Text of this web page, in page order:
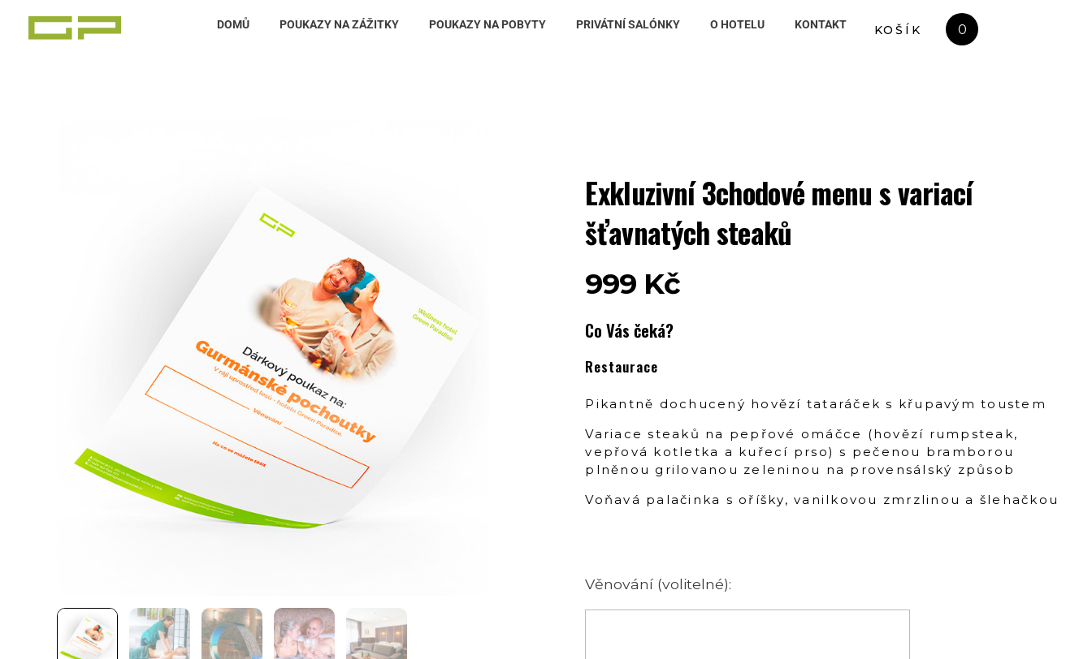
DOMŮ POUKAZY NA ZÁŽITKY POUKAZY NA POBYTY PRIVÁTNÍ SALÓNKY O HOTELU KONTAKT 0
KOŠÍK
Exkluzivní 3chodové menu s variací
šťavnatých steaků
999 Kč
Co Vás čeká?
Restaurace
Pikantně dochucený hovězí tataráček s křupavým toustem
Variace steaků na pepřové omáčce (hovězí rumpsteak,
vepřová kotletka a kuřecí prso) s pečenou bramborou
plněnou grilovanou zeleninou na provensálský způsob
Voňavá palačinka s oříšky, vanilkovou zmrzlinou a šlehačkou
Věnování (volitelné):